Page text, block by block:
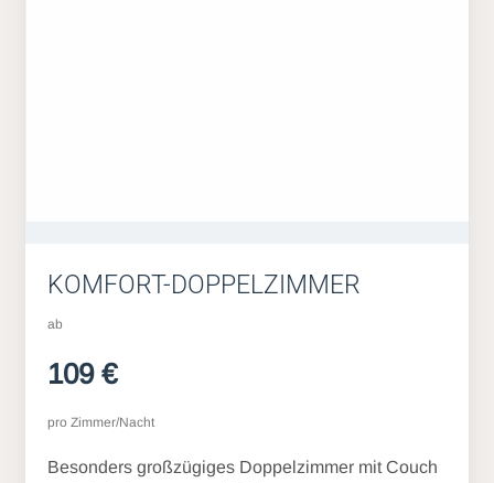
KOMFORT-DOPPELZIMMER
ab
109 €
pro Zimmer/Nacht
Besonders großzügiges Doppelzimmer mit Couch